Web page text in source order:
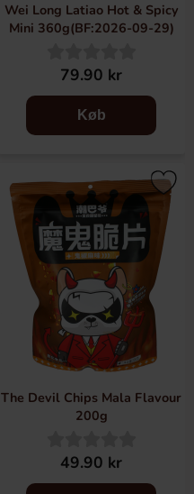
Wei Long Latiao Hot & Spicy
Mini 360g(BF:2026-09-29)
79.90 kr
Køb
The Devil Chips Mala Flavour
200g
49.90 kr